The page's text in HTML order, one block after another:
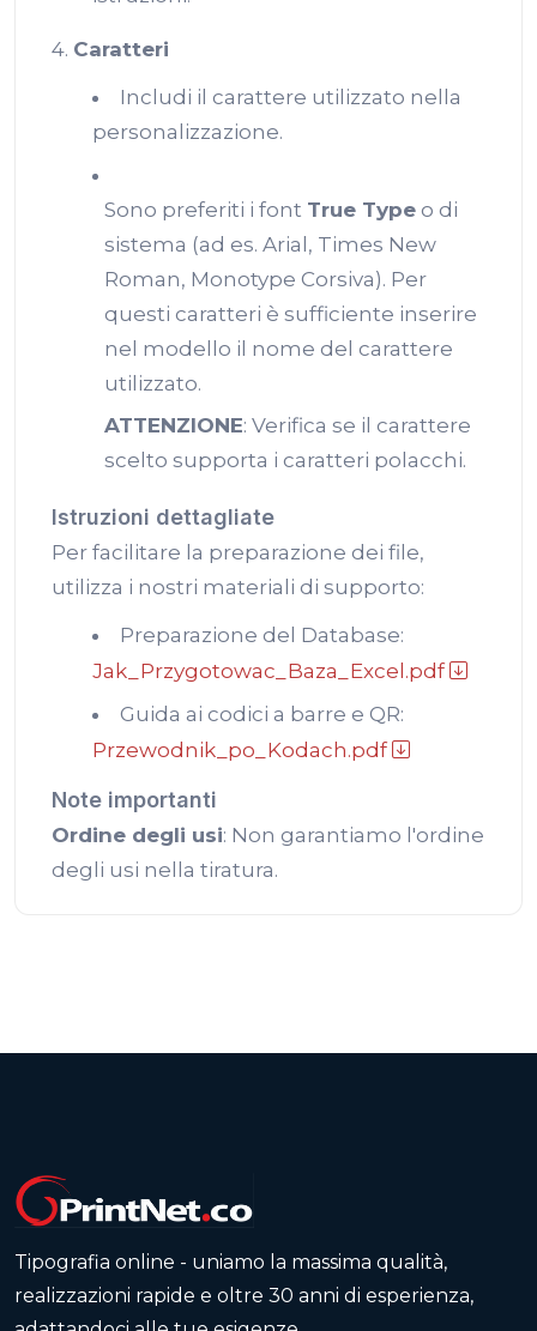
4. Caratteri
Includi il carattere utilizzato nella
personalizzazione.
Sono preferiti i font True Type o di
sistema (ad es. Arial, Times New
Roman, Monotype Corsiva). Per
questi caratteri è sufficiente inserire
nel modello il nome del carattere
utilizzato.
ATTENZIONE: Verifica se il carattere
scelto supporta i caratteri polacchi.
Istruzioni dettagliate
Per facilitare la preparazione dei file,
utilizza i nostri materiali di supporto:
Preparazione del Database:
Jak_Przygotowac_Baza_Excel.pdf
Guida ai codici a barre e QR:
Przewodnik_po_Kodach.pdf
Note importanti
Ordine degli usi: Non garantiamo l'ordine
degli usi nella tiratura.
Tipografia online - uniamo la massima qualità,
realizzazioni rapide e oltre 30 anni di esperienza,